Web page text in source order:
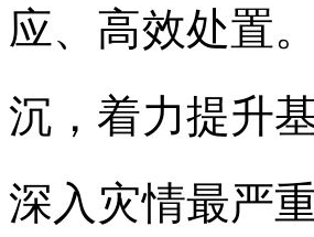
应、高效处置
沉，着力提升
深入灾情最严